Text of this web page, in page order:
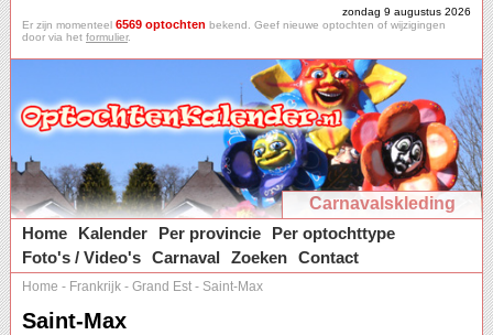
zondag 9 augustus 2026
Er zijn momenteel 6569 optochten bekend. Geef nieuwe optochten of wijzigingen
door via het formulier.
Carnavalskleding
Home
Kalender Per provincie
Per optochttype
Foto's / Video's Carnaval Zoeken Contact
Home - Frankrijk - Grand Est - Saint-Max
Saint-Max